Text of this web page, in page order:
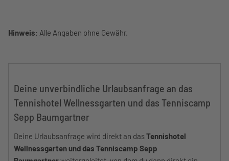
Hinweis: Alle Angaben ohne Gewähr.
Deine unverbindliche Urlaubsanfrage an das
Tennishotel Wellnessgarten und das Tenniscamp
Sepp Baumgartner
Deine Urlaubsanfrage wird direkt an dasTennishotel
Wellnessgarten und das Tenniscamp Sepp